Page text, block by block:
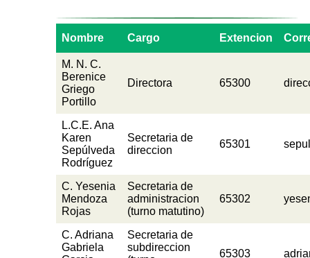
Nombre Cargo Extencion
M. N. C.
Berenice
Griego
Portillo
Directora 65300
L.C.E. Ana
Karen
Sepúlveda
Rodríguez
Secretaria de
direccion
65301
C. Yesenia
Mendoza
Rojas
Secretaria de
administracion
(turno matutino)
65302
C. Adriana
Gabriela
Secretaria de
subdireccion
65303